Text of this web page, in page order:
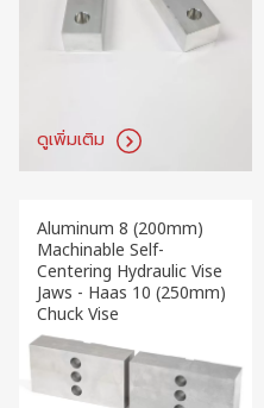
ดูเพิ่มเติม
Aluminum 8 (200mm)
Machinable Self-
Centering Hydraulic Vise
Jaws - Haas 10 (250mm)
Chuck Vise